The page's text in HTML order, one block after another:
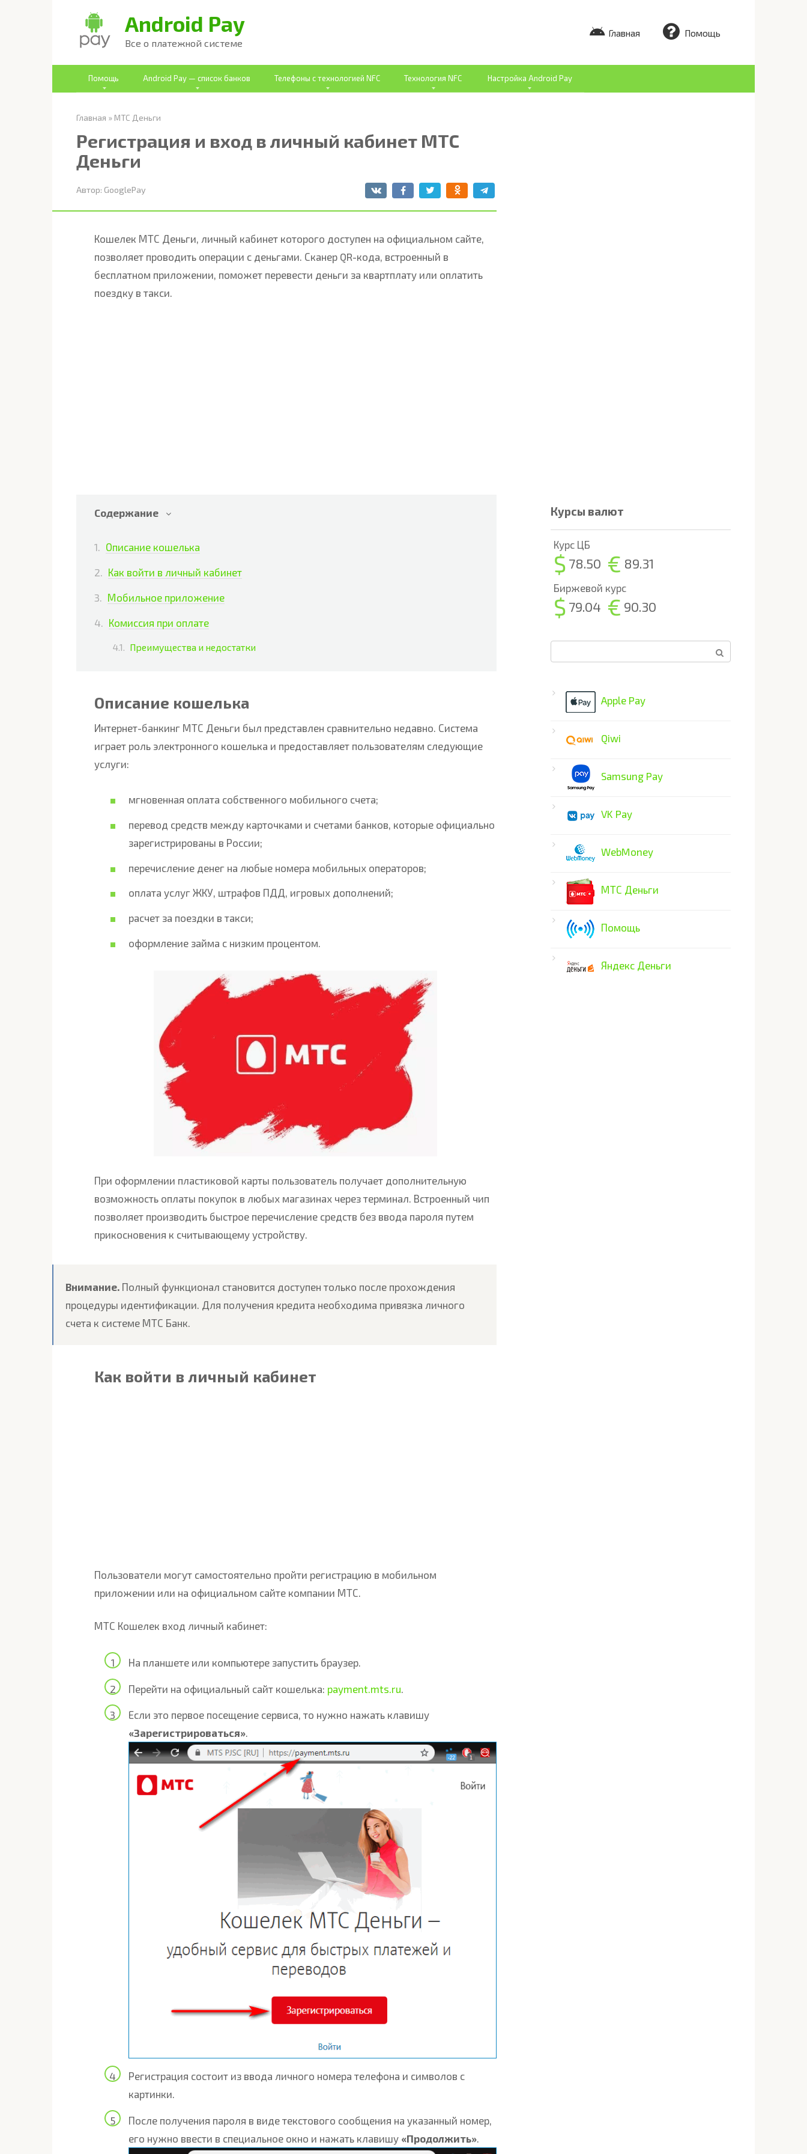
Android Pay
Все о платежной системе
Главная Помощь
Помощь Android Pay — список банков Телефоны с технологией NFC Технология NFC Настройка Android Pay
Главная » МТС Деньги
Регистрация и вход в личный кабинет МТС
Деньги
Автор: GooglePay
Кошелек МТС Деньги, личный кабинет которого доступен на официальном сайте,
позволяет проводить операции с деньгами. Сканер QR-кода, встроенный в
бесплатном приложении, поможет перевести деньги за квартплату или оплатить
поездку в такси.
Содержание
Описание кошелька
Как войти в личный кабинет
Мобильное приложение
Комиссия при оплате
Преимущества и недостатки
Описание кошелька
Интернет-банкинг МТС Деньги был представлен сравнительно недавно. Система
играет роль электронного кошелька и предоставляет пользователям следующие
услуги:
мгновенная оплата собственного мобильного счета;
перевод средств между карточками и счетами банков, которые официально
зарегистрированы в России;
перечисление денег на любые номера мобильных операторов;
оплата услуг ЖКУ, штрафов ПДД, игровых дополнений;
расчет за поездки в такси;
оформление займа с низким процентом.
При оформлении пластиковой карты пользователь получает дополнительную
возможность оплаты покупок в любых магазинах через терминал. Встроенный чип
позволяет производить быстрое перечисление средств без ввода пароля путем
прикосновения к считывающему устройству.
Внимание. Полный функционал становится доступен только после прохождения
процедуры идентификации. Для получения кредита необходима привязка личного
счета к системе МТС Банк.
Как войти в личный кабинет
Пользователи могут самостоятельно пройти регистрацию в мобильном
приложении или на официальном сайте компании МТС.
МТС Кошелек вход личный кабинет:
На планшете или компьютере запустить браузер.
Перейти на официальный сайт кошелька: payment.mts.ru
Если это первое посещение сервиса, то нужно нажать клавишу
«Зарегистрироваться».
Регистрация состоит из ввода личного номера телефона и символов с
картинки.
После получения пароля в виде текстового сообщения на указанный номер,
его нужно ввести в специальное окно и нажать клавишу «Продолжить»
Курсы валют
Курс ЦБ
$ 78.50 € 89.31
Биржевой курс
$ 79.04 € 90.30
Apple Pay
Qiwi
Samsung Pay
VK Pay
WebMoney
МТС Деньги
Помощь
Яндекс Деньги